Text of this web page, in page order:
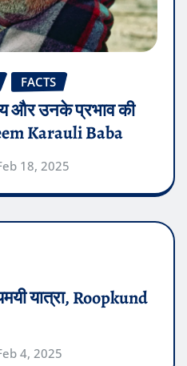
FACTS
और उनके प्रभाव की
Karauli Baba
18, 2025
यात्रा, Roopkund
4, 2025